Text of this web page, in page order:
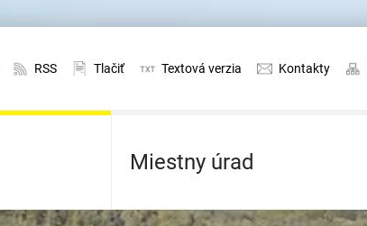
RSS Tlačiť Textová verzia Kontakty
Miestny úrad